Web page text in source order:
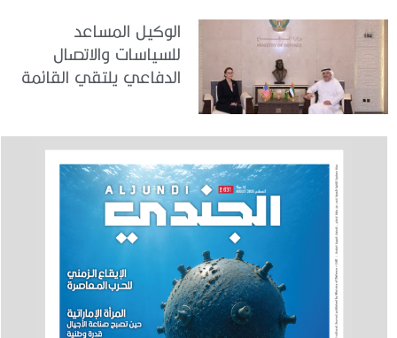
الوكيل المساعد
للسياسات والاتصال
الدفاعي يلتقي القائمة